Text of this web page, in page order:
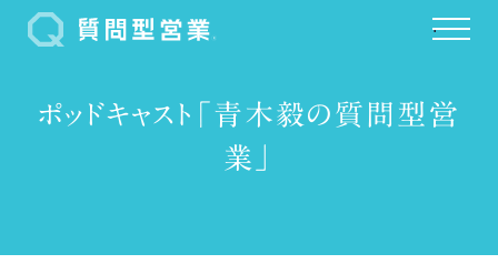
.
ポッドキャスト「青木毅の質問型営
業」